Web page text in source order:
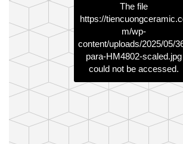
The file
https://
m/wp-
content/uploads/2025/05/
para-HM4802-scaled.jpg
could not be accessed.